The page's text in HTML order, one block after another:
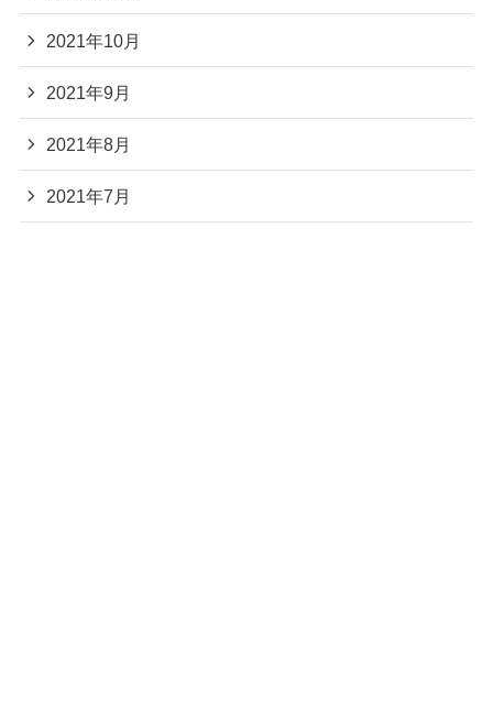
2021年10月
2021年9月
2021年8月
2021年7月